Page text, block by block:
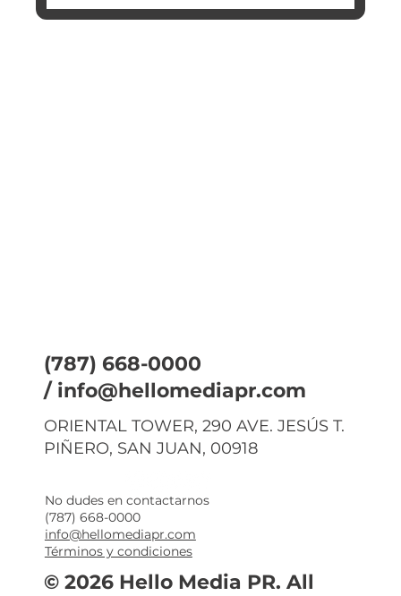
(787) 668-0000
/ info@hellomediapr.com
ORIENTAL TOWER, 290 AVE. JESÚS T.
PIÑERO, SAN JUAN, 00918
No dudes en contactarnos
(787) 668-0000
info@hellomediapr.com
Términos y condiciones
© 2026 Hello Media PR. All